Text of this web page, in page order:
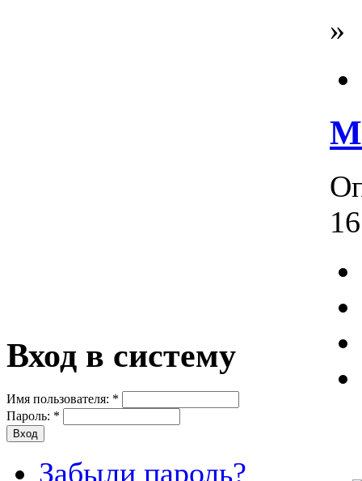
Вход в систему
Имя пользователя: *
Пароль: *
Забыли пароль?
»